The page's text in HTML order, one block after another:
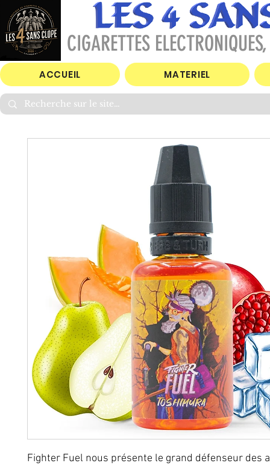
CIGARETTES
ACCUEIL MATERIEL
Fighter Fuel nous présente le grand défenseur des